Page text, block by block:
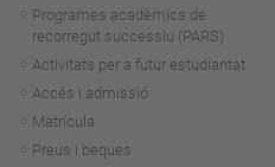
Programes acadèmics de
recorregut successiu (PARS)
Activitats per a futur estudiantat
Accés i admissió
Matrícula
Preus i beques